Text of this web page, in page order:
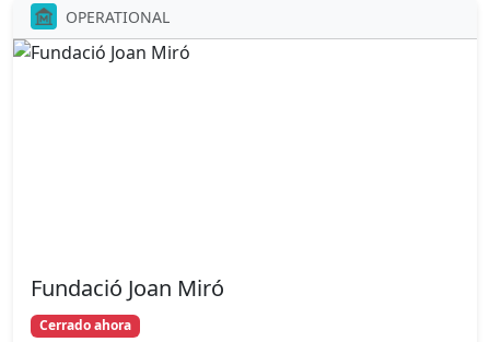
OPERATIONAL
Fundació Joan Miró
Cerrado ahora